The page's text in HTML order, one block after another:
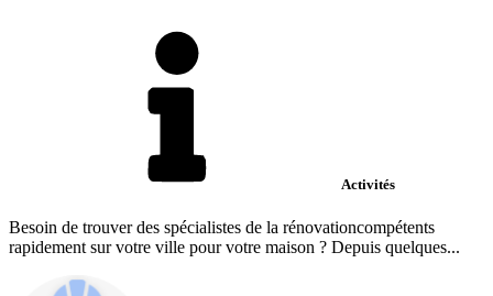
Activités
Besoin de trouver des spécialistes de la rénovationcompétents
rapidement sur votre ville pour votre maison ? Depuis quelques...